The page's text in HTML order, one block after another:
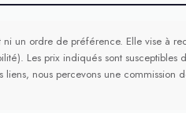
un ordre de préférence. Elle vise à
Les prix indiqués sont susceptibles
nous percevons une commission